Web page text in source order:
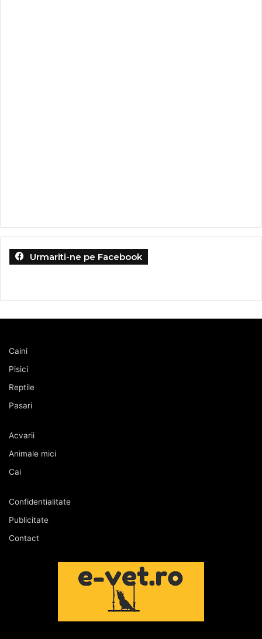
Urmariti-ne pe Facebook
Caini
Pisici
Reptile
Pasari
Acvarii
Animale mici
Cai
Confidentialitate
Publicitate
Contact